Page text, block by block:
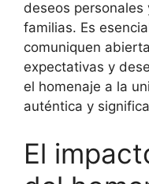
deseos
familias. Es
comuniquen
expectativas y
el homenaje a la
auténtica y
El